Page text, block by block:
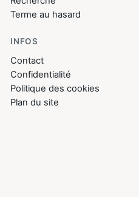
Terme au hasard
INFOS
Contact
Confidentialité
Politique des cookies
Plan du site